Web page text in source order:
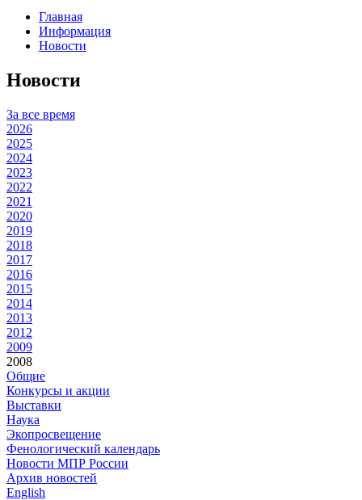
Главная
Информация
Новости
Новости
За все время
2026
2025
2024
2023
2022
2021
2020
2019
2018
2017
2016
2015
2014
2013
2012
2009
2008
Общие
Конкурсы и акции
Выставки
Наука
Экопросвещение
Фенологический календарь
Новости МПР России
Архив новостей
English